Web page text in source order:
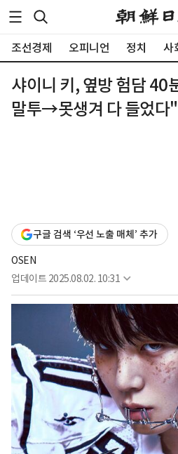
조선경제 오피니언 정치 사
샤이니 키, 옆방 험담 40
말투→못생겨 다 들었다
구글 검색 ‘우선 노출 매체’ 추가
OSEN
업데이트 2025.08.02. 10:31